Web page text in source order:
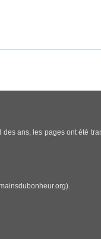
ans, les pages ont été